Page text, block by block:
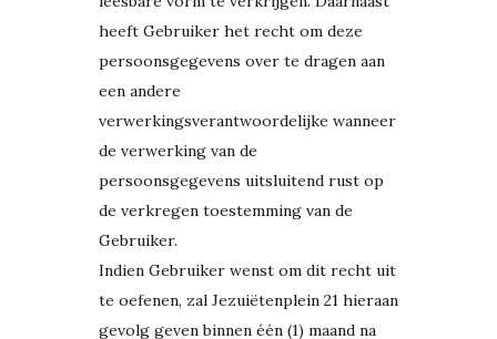
heeft Gebruiker het recht om deze
persoonsgegevens over te dragen aan
een andere
verwerkingsverantwoordelijke wanneer
de verwerking van de
persoonsgegevens uitsluitend rust op
de verkregen toestemming van de
Gebruiker.
Indien Gebruiker wenst om dit recht uit
te oefenen, zal Jezuiëtenplein 21 hieraan
gevolg geven binnen één (1) maand na